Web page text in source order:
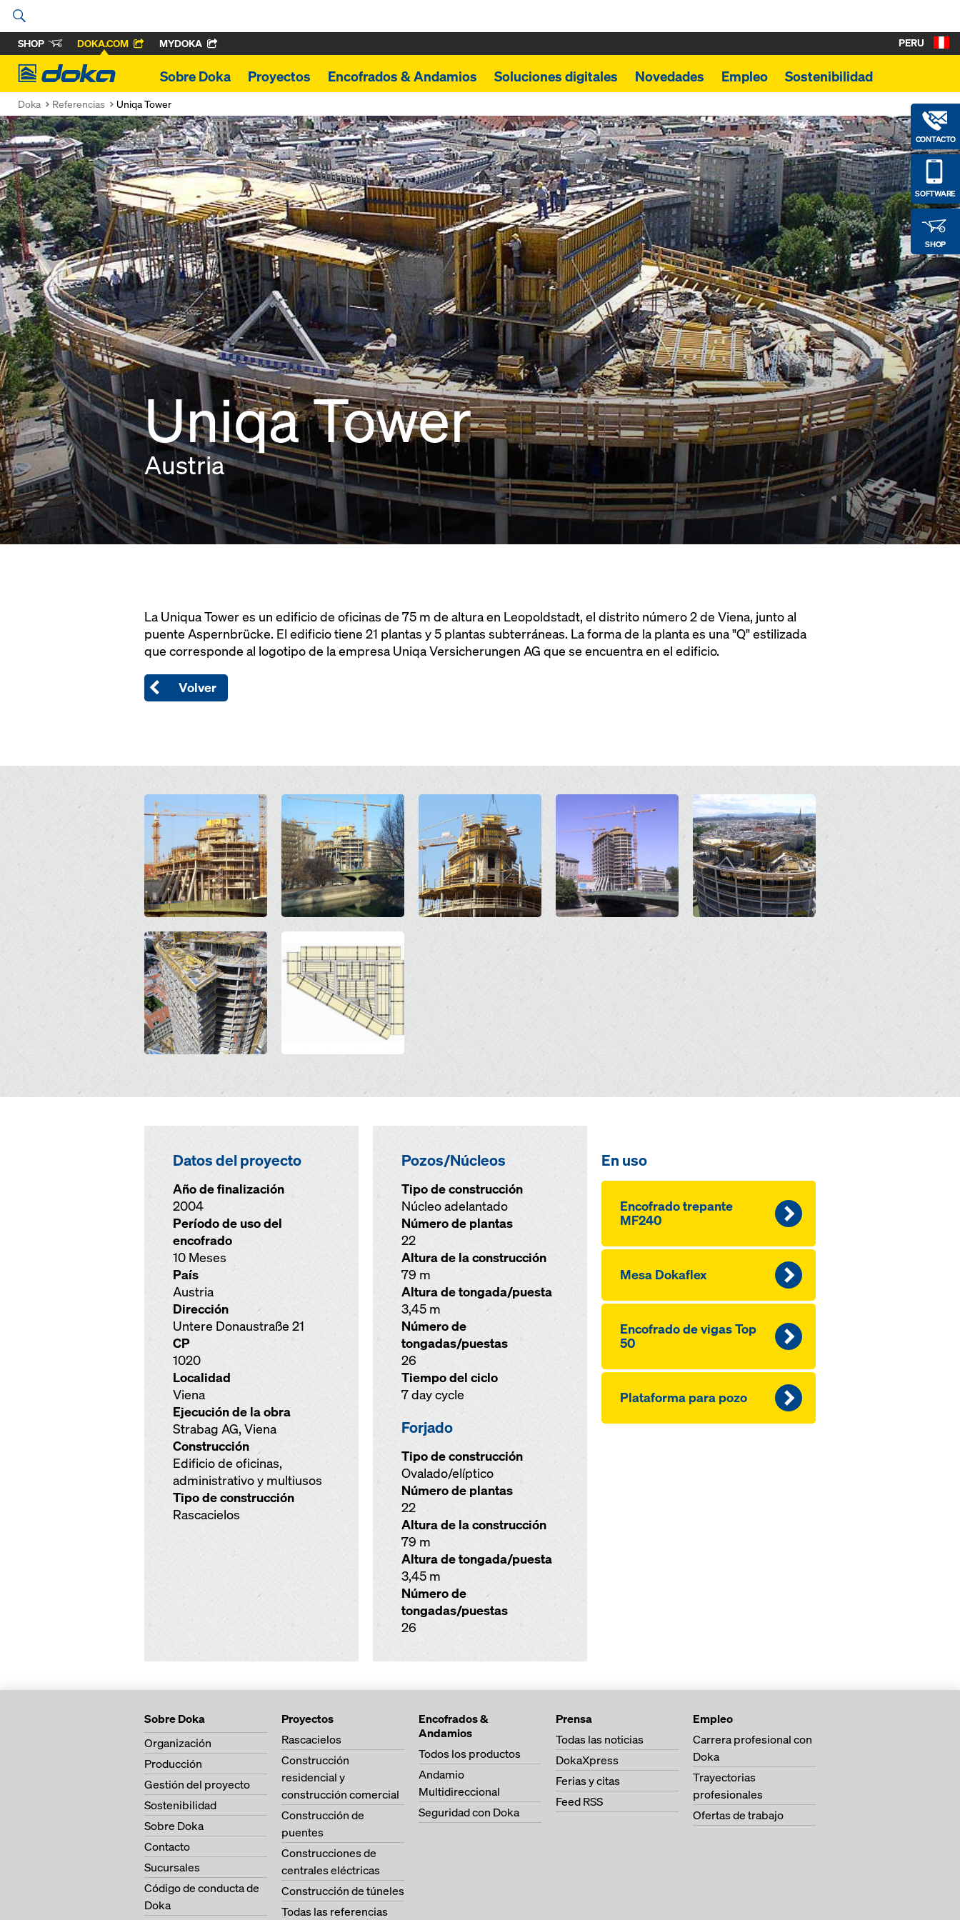
SHOP DOKA.COM MYDOKA
Doka
Sobre Doka Proyectos Encofrados & Andamios Soluciones digitales Novedades Empleo Sostenibilidad
CONTACTO
SOFTWARE
SHOP
PERU
Doka Referencias Uniqa Tower
Uniqa Tower
Austria
La Uniqua Tower es un edificio de oficinas de 75 m de altura en Leopoldstadt, el distrito número 2 de Viena, junto al
puente Aspernbrücke. El edificio tiene 21 plantas y 5 plantas subterráneas. La forma de la planta es una "Q" estilizada
que corresponde al logotipo de la empresa Uniqa Versicherungen AG que se encuentra en el edificio.
Volver
Open Open Open Open Open
Open
Datos del proyecto
Año de finalización
2004
Período de uso del
encofrado
10 Meses
País
Austria
Dirección
Untere Donaustraße 21
CP
1020
Localidad
Viena
Ejecución de la obra
Strabag AG, Viena
Construcción
Edificio de oficinas,
administrativo y multiusos
Tipo de construcción
Rascacielos
Pozos/Núcleos
Tipo de construcción
Núcleo adelantado
Número de plantas
22
Altura de la construcción
79 m
Altura de tongada/puesta
3,45 m
Número de
tongadas/puestas
26
Tiempo del ciclo
7 day cycle
Forjado
Tipo de construcción
Ovalado/elíptico
Número de plantas
22
Altura de la construcción
79 m
Altura de tongada/puesta
3,45 m
Número de
tongadas/puestas
26
En uso
Encofrado trepante
MF240
Mesa Dokaflex
Encofrado de vigas Top
50
Plataforma para pozo
Sobre Doka
Organización
Producción
Gestión del proyecto
Sostenibilidad
Sobre Doka
Contacto
Sucursales
Código de conducta de
Doka
Proyectos
Rascacielos
Construcción
residencial y
construcción comercial
Construcción de
puentes
Construcciones de
centrales eléctricas
Construcción de túneles
Todas las referencias
Encofrados &
Andamios
Todos los productos
Andamio
Multidireccional
Seguridad con Doka
Prensa
Todas las noticias
DokaXpress
Ferias y citas
Feed RSS
Empleo
Carrera profesional con
Doka
Trayectorias
profesionales
Ofertas de trabajo